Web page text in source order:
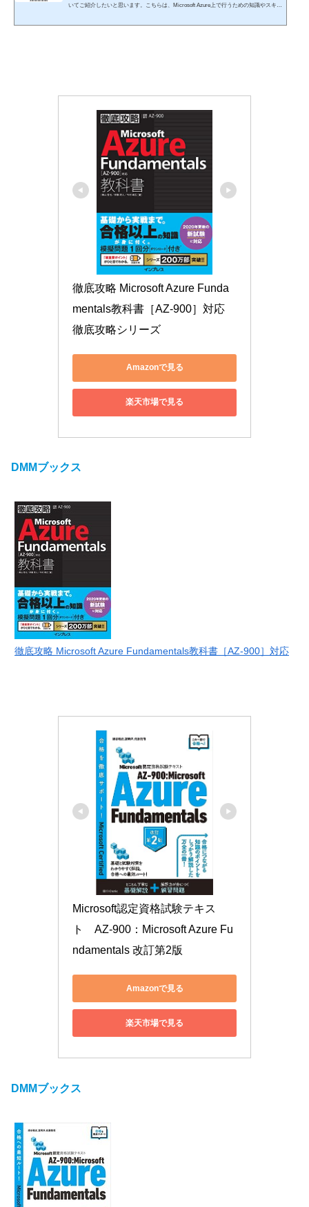
いてご紹介したいと思います。こちらは、Microsoft Azure上で行うための知識やスキル
徹底攻略 Microsoft Azure Funda
mentals教科書［AZ-900］対応
徹底攻略シリーズ
Amazonで見る
楽天市場で見る
DMMブックス
徹底攻略 Microsoft Azure Fundamentals教科書［AZ-900］対応
Microsoft認定資格試験テキス
ト　AZ-900：Microsoft Azure Fu
ndamentals 改訂第2版
Amazonで見る
楽天市場で見る
DMMブックス